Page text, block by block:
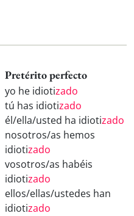
Pretérito perfecto
yo he idiotizado
tú has idiotizado
él/ella/usted ha idiotizado
nosotros/as hemos
idiotizado
vosotros/as habéis
idiotizado
ellos/ellas/ustedes han
idiotizado